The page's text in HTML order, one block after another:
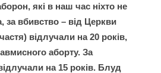
які в наш час ніхто не
за вбивство – від Церкви
відлучали на 20 років,
аборту. За
на 15 років. Блуд